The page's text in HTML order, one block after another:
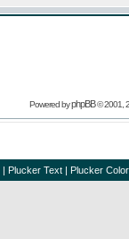
Powered byphpBB© 2001,
| Plucker Text | Plucker Color